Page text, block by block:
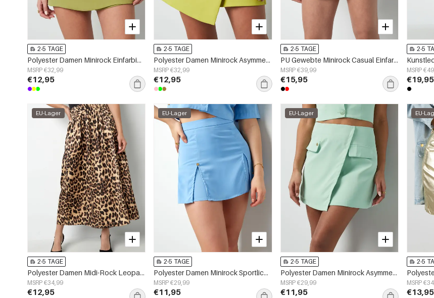
2-5 TAGE
Polyester Damen Minirock Einfarbig Stretch Fit
MSRP €32,99
€12,95
2-5 TAGE
Polyester Damen Minirock Asymmetrisches Wrap-Design
MSRP €32,99
€12,95
2-5 TAGE
PU Gewebte Minirock Casual Einfarbig
MSRP €39,99
€15,95
2-5
MSRP
€19,95
EU-Lager
2-5 TAGE
Polyester Damen Midi-Rock Leopardenmuster Elastischer Bund
MSRP €34,99
€12,95
EU-Lager
2-5 TAGE
Polyester Damen Minirock Sportlich Falten
MSRP €29,99
€11,95
EU-Lager
2-5 TAGE
Polyester Damen Minirock Asymmetrisch Wrap Sportlich
MSRP €29,99
€11,95
EU-
2-5
MSRP
€13,95